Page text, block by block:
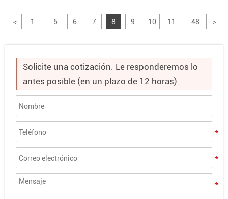
< 1 5 6 7 8 9 10 11 48 >
Solicite una cotización. Le responderemos lo
antes posible (en un plazo de 12 horas)